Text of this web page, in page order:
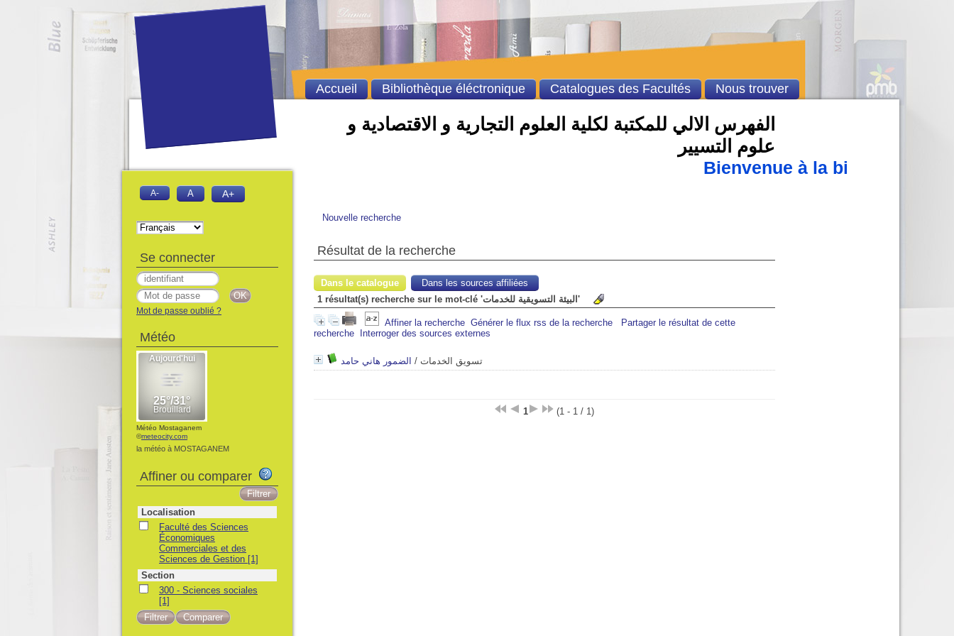
الفهرس الالي للمكتبة لكلية العلوم التجارية و الاقتصادية و
علوم التسيير
Bienvenue à la bibliothèque
Nouvelle recherche
Résultat de la recherche
Dans le catalogue
Dans les sources affiliées
1 résultat(s) recherche sur le mot-clé 'البيئة التسويقية للخدمات'
Affiner la recherche Générer le flux rss de la recherche
Partager le résultat de cette
recherche
Interroger des sources externes
تسويق الخدمات / الضمور هاني حامد
1 (1 - 1 / 1)
Accueil Bibliothèque éléctronique Catalogues des Facultés Nous trouver
A- A A+
Se connecter
Mot de passe oublié ?
Météo
Météo Mostaganem
©meteocity.com
la météo à MOSTAGANEM
Affiner ou comparer
Localisation
Faculté des Sciences
Économiques
Commerciales et des
Sciences de Gestion [1]
Section
300 - Sciences sociales
[1]